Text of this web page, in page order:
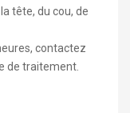
tête, du cou, de
contactez
de traitement.